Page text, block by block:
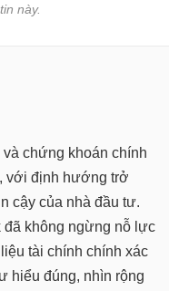
này.
chứng khoán chính
với định hướng trở
cậy của nhà đầu tư.
đã không ngừng nỗ lực
tài chính chính xác
hiểu đúng, nhìn rộng